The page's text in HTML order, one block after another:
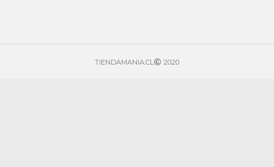
TIENDAMANIA.CL 2020